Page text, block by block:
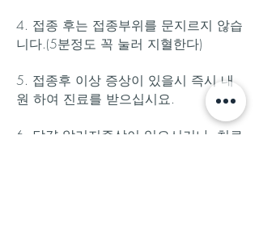
4. 접종 후는 접종부위를 문지르지 않습
니다.(5분정도 꼭 눌러 지혈한다)
5. 접종후 이상 증상이 있을시 즉시 내
원 하여 진료를 받으십시요.
6. 달걀 알러지증상이 있으시거나, 치료